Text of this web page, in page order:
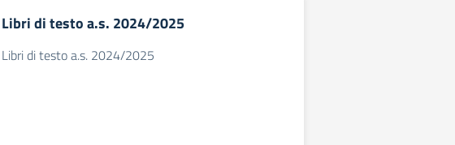
Libri di testo a.s. 2024/2025
Libri di testo a.s. 2024/2025